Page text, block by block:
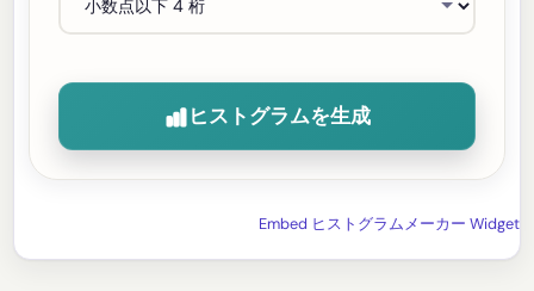
ヒストグラムを生成
Embed ヒストグラムメーカー Widget